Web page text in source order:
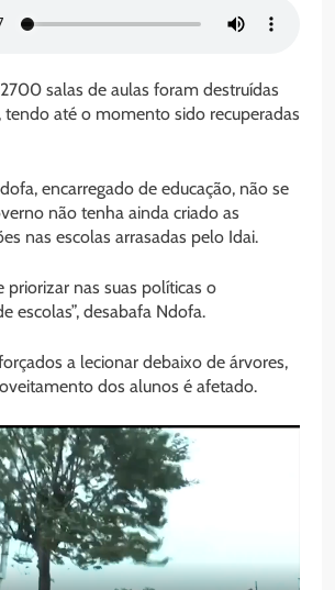
salas de aulas foram destruídas
tendo até o momento sido recuperadas
encarregado de educação, não se
não tenha ainda criado as
nas escolas arrasadas pelo Idai.
priorizar nas suas políticas o
escolas”, desabafa Ndofa.
a lecionar debaixo de árvores,
dos alunos é afetado.